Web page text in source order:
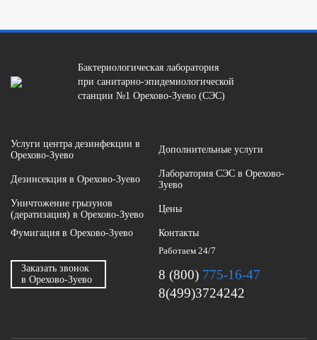
Бактериологическая лаборатория
при санитарно-эпидемиологической
станции №1 Орехово-Зуево (СЭС)
Услуги центра дезинфекции в
Орехово-Зуево
Дополнительные услуги
Дезинсекция в Орехово-Зуево
Лаборатория СЭС в Орехово-
Зуево
Уничтожение грызунов
(дератизация) в Орехово-Зуево
Цены
Фумигация в Орехово-Зуево Контакты
Заказать звонок
в Орехово-Зуево
Работаем 24/7
8 (800) 775-16-47
8(499)3724242